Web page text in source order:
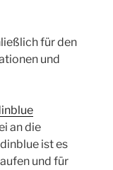
für den
und
an die
ist es
und für